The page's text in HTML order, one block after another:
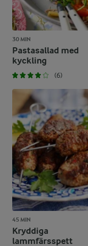
30 MIN
Pastasallad med
kyckling
(6)
45 MIN
Kryddiga
lammfärsspett